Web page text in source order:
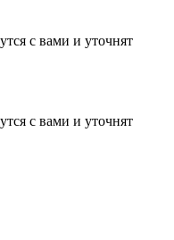
с вами и уточнят
с вами и уточнят